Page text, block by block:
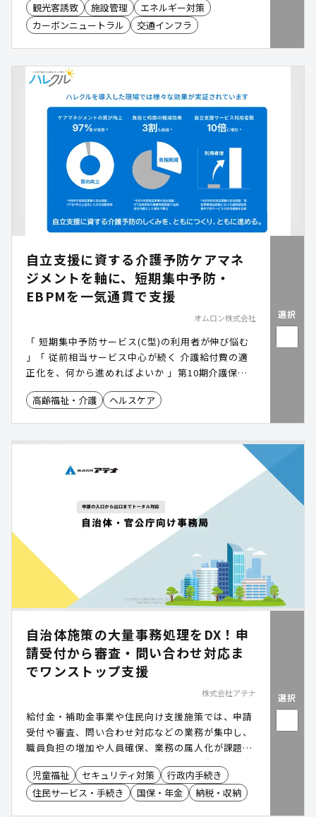
観光客誘致 施設管理
エネルギー対策
カーボンニュートラル
交通インフラ
自立支援に資する介護予防ケアマネ
ジメントを軸に、短期集中予防・
EBPMを一気通貫で支援
オムロン株式会社
「 短期集中予防サービス(C型)の利用者が伸び悩む
」「 従前相当サービス中心が続く 介護給付費の適
正化を、何から進めればよいか 」――第10期介護保険
事業計画の策定・運用期 、こうした課題への打ち手
を検討される自治体が増えています。 事業全体の効
と、 それを支える 事業設計・人材・データのしく
み ――多くの自治体とともに向き合うなかでそう考え
ています。 ハレクルは、『 入口の介護予防ケアマ
ネジメント 』を軸に、計画策定から現場運用、事業
評価までを一気通貫で支援する統合型のサービス で
す。 ハレクルWith (工程分析・ICF分析を核とした
介護予防ケアマネジメント支援システム)、 伴走支
援 、 データ分析支援 専門職個別支援 の4つを、市
町村・地域包括支援センターとともに一体的に組み
合わせます。ICT・DXを単独のツールとしてではな
素として組み合わせる――これがハレクルの設計思想で
す。 *令和6年度実証事業の自社調査では、ハレクル
Withを活用された方 の97%が「ケアマネジメント
た自治体・現場のみなさまとともに積み上げてきた
結果となります。
高齢福祉・介護 ヘルスケア
選択
自治体施策の大量事務処理をDX！申
請受付から審査・問い合わせ対応ま
でワンストップ支援
株式会社アテナ
給付金・補助金事業や住民向け支援施策では、申請
受付や審査、問い合わせ対応などの業務が集中し、
職員負担の増加や人員確保、業務の属人化が課題と
なるケースがあります。「自治体・官公庁向け事務
局」は、申請書の作成・発送から受付、AI-OCRに
よるデータ化、審査、不備対応、コールセンター運
児童福祉 セキュリティ対策
行政内手続き
住民サービス・手続き
国保・年金 納税・収納
選択